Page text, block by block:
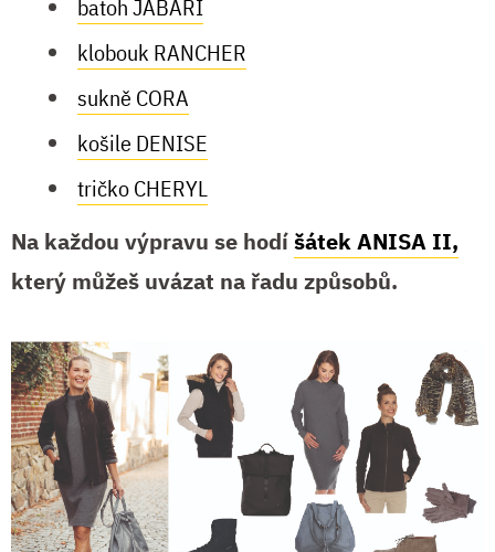
batoh JABARI
klobouk RANCHER
sukně CORA
košile DENISE
tričko CHERYL
Na každou výpravu se hodíšátek ANISA II,
který můžeš uvázat na řadu způsobů.